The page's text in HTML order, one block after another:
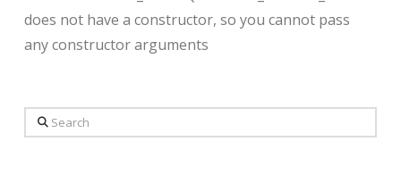
does not have a constructor, so you cannot pass
any constructor arguments
Search